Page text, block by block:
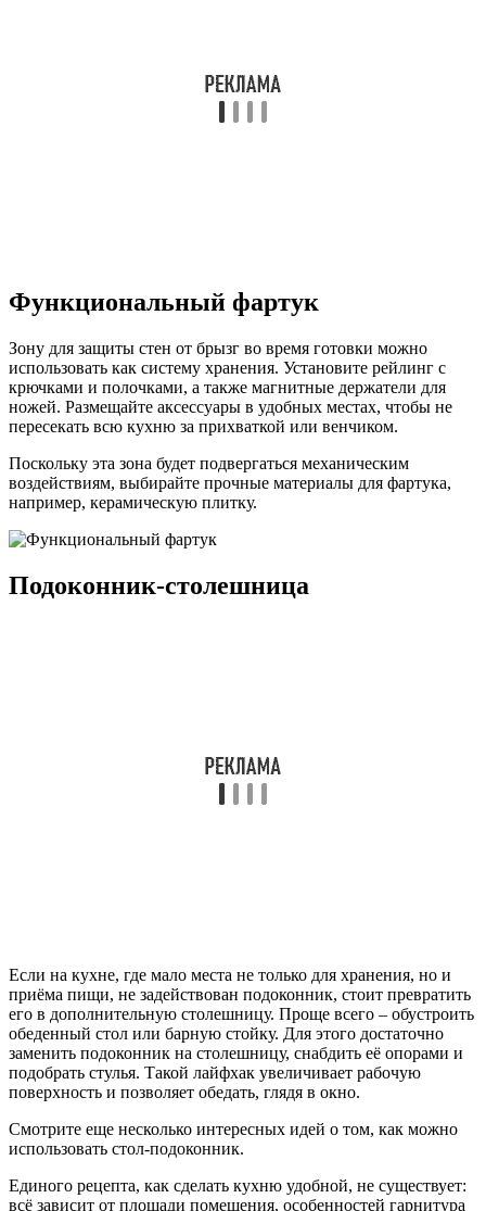
Функциональный фартук
Зону для защиты стен от брызг во время готовки можно
использовать как систему хранения. Установите рейлинг с
крючками и полочками, а также магнитные держатели для
ножей. Размещайте аксессуары в удобных местах, чтобы не
пересекать всю кухню за прихваткой или венчиком.
Поскольку эта зона будет подвергаться механическим
воздействиям, выбирайте прочные материалы для фартука,
например, керамическую плитку.
Подоконник-столешница
Если на кухне, где мало места не только для хранения, но и
приёма пищи, не задействован подоконник, стоит превратить
его в дополнительную столешницу. Проще всего – обустроить
обеденный стол или барную стойку. Для этого достаточно
заменить подоконник на столешницу, снабдить её опорами и
подобрать стулья. Такой лайфхак увеличивает рабочую
поверхность и позволяет обедать, глядя в окно.
Смотрите еще несколько интересных идей о том, как можно
использовать стол-подоконник.
Единого рецепта, как сделать кухню удобной, не существует:
всё зависит от площади помещения, особенностей гарнитура